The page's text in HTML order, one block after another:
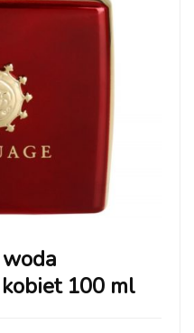
100 ml